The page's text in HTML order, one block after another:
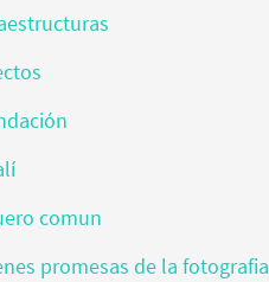
comun
promesas de la fotografia